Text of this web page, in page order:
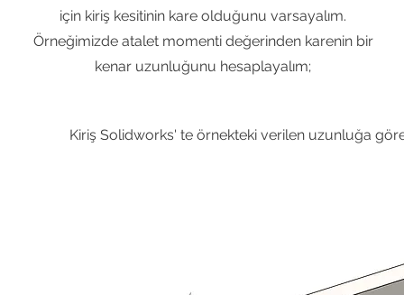
için kiriş kesitinin kare olduğunu varsayalım.
Örneğimizde atalet momenti değerinden karenin bir
kenar uzunluğunu hesaplayalım;
Kiriş Solidworks' te örnekteki verilen uzunluğa